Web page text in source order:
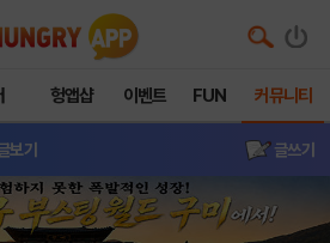
헝앱샵 이벤트 FUN 커뮤니티
보기 글쓰기